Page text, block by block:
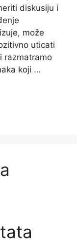
diskusiju i
može
uticati
razmatramo
koji …